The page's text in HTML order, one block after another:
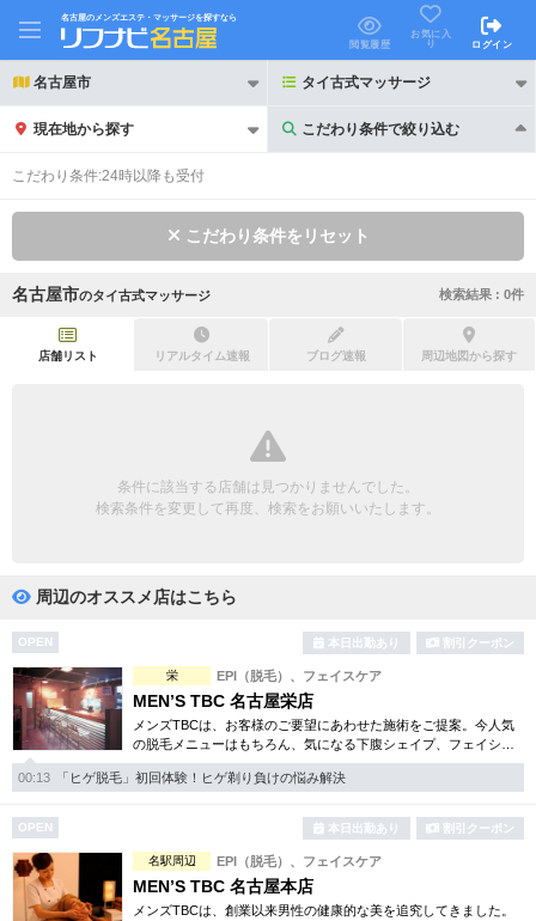
名古屋のメンズエステ・マッサージを探すなら
閲覧履歴
お気に入
り
ログイン
名古屋市 タイ古式マッサージ
現在地から探す こだわり条件で絞り込む
こだわり条件で絞り込む
初回割引あり リピーター割引あり
団体様歓迎
ペアルームあり
フットバスあり 岩盤浴あり
専用駐車場あり 有資格者在籍
日本人スタッフのみ 女性スタッフのみ
スタッフ指名可 Ｗセラピスト
駅から徒歩5分以内
こだわり条件を変更
こだわり条件:24時以降も受付
こだわり条件をリセット
名古屋市のタイ古式マッサージ 検索結果 : 0件
店舗リスト リアルタイム速報 ブログ速報 周辺地図から探す
条件に該当する店舗は見つかりませんでした。
検索条件を変更して再度、検索をお願いいたします。
周辺のオススメ店はこちら
OPEN 本日出勤あり 割引クーポン
栄 EPI（脱毛）、フェイスケア
MEN’S TBC 名古屋栄店
メンズTBCは、お客様のご要望にあわせた施術をご提案。今人気
の脱毛メニューはもちろん、気になる下腹シェイプ、フェイシャ
ルケア等初めての方でも安心のお得な体験コースを各種揃えてい
ます。まずはご体験下さい。
00:13 「ヒゲ脱毛」初回体験！ヒゲ剃り負けの悩み解決
OPEN 本日出勤あり 割引クーポン
名駅周辺 EPI（脱毛）、フェイスケア
MEN’S TBC 名古屋本店
メンズTBCは、創業以来男性の健康的な美を追究してきました。